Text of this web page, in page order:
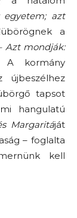
egyetem; azt
a
Azt mondják:
kormány
újbeszélhez
tapsot
hangulatú
Margaritáját
– foglalta
kell